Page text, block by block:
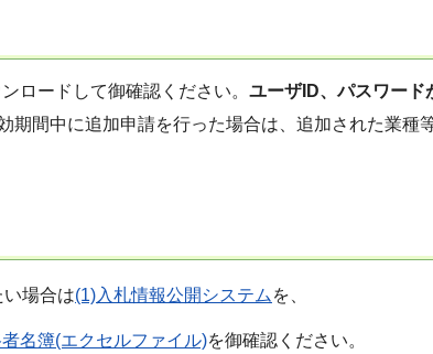
ロードして御確認ください。ユーザID、パスワード
間中に追加申請を⾏った場合は、追加された業種
場合は(1)入札情報公開システム を、
名簿(エクセルファイル)を御確認ください。